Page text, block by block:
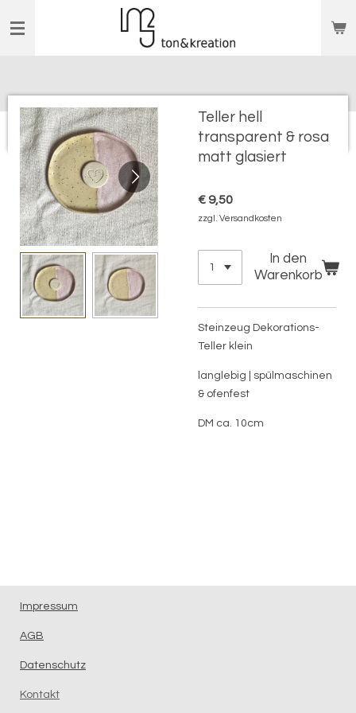
Hauptinhalt
Teller hell
transparent & rosa
matt glasiert
€ 9,50
zzgl. Versandkosten
In den
Warenkorb
Steinzeug Dekorations-
Teller klein
langlebig | spülmaschinen
& ofenfest
DM ca. 10cm
Impressum
AGB
Datenschutz
Kontakt